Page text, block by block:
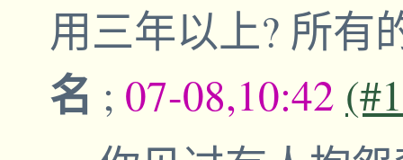
用三年以上? 所
名 ; 07-08,10:42